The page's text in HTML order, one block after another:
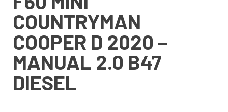
COUNTRYMAN
COOPER D 2020 –
MANUAL 2.0 B47
DIESEL